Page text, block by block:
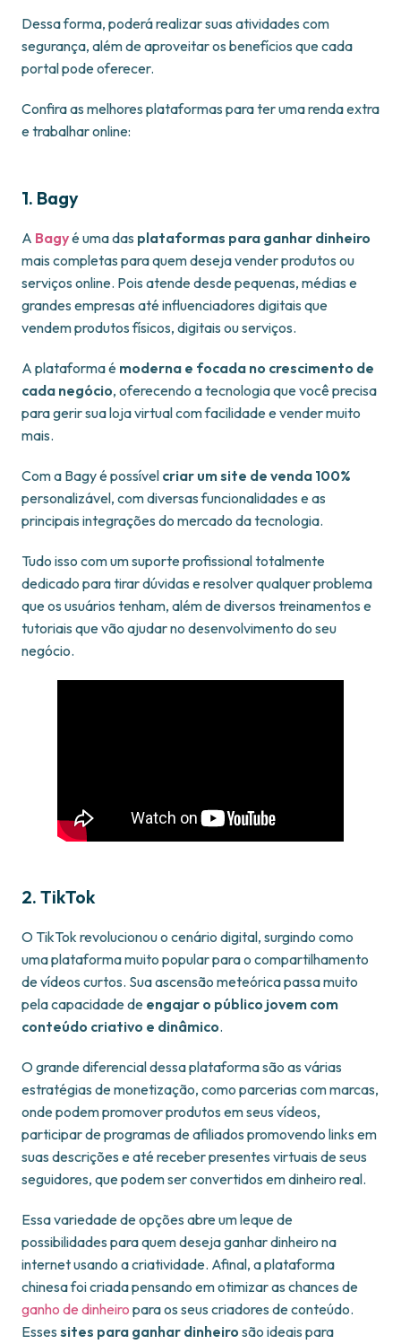
Dessa forma, poderá realizar suas atividades com
segurança, além de aproveitar os benefícios que cada
portal pode oferecer.
Confira as melhores plataformas para ter uma renda extra
e trabalhar online:
1. Bagy
A Bagyé uma das plataformas para ganhar dinheiro
mais completas para quem deseja vender produtos ou
serviços online. Pois atende desde pequenas, médias e
grandes empresas até influenciadores digitais que
vendem produtos físicos, digitais ou serviços.
A plataforma é moderna e focada no crescimento de
cada negócio, oferecendo a tecnologia que você precisa
para gerir sua loja virtual com facilidade e vender muito
mais.
Com a Bagy é possível criar um site de venda 100%
personalizável, com diversas funcionalidades e as
principais integrações do mercado da tecnologia.
Tudo isso com um suporte profissional totalmente
dedicado para tirar dúvidas e resolver qualquer problema
que os usuários tenham, além de diversos treinamentos e
tutoriais que vão ajudar no desenvolvimento do seu
negócio.
2. TikTok
O TikTok revolucionou o cenário digital, surgindo como
uma plataforma muito popular para o compartilhamento
de vídeos curtos. Sua ascensão meteórica passa muito
pela capacidade de engajar o público jovem com
conteúdo criativo e dinâmico.
O grande diferencial dessa plataforma são as várias
estratégias de monetização, como parcerias com marcas,
onde podem promover produtos em seus vídeos,
participar de programas de afiliados promovendo links em
suas descrições e até receber presentes virtuais de seus
seguidores, que podem ser convertidos em dinheiro real.
Essa variedade de opções abre um leque de
possibilidades para quem deseja ganhar dinheiro na
internet usando a criatividade. Afinal, a plataforma
chinesa foi criada pensando em otimizar as chances de
ganho de dinheiro para os seus criadores de conteúdo.
Esses sites para ganhar dinheiro são ideais para